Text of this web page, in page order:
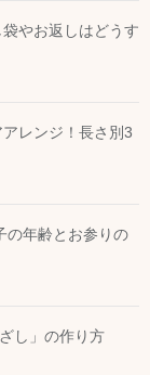
やお返しはどうす
レンジ！長さ別3
の年齢とお参りの
し」の作り方